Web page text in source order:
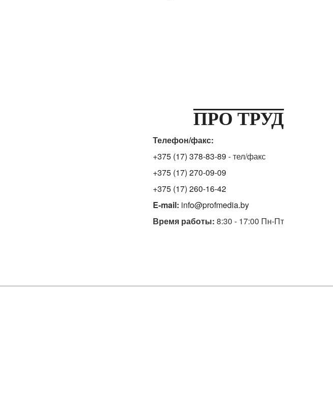
ПРО ТРУД
Телефон/факс:
+375 (17) 378-83-89 - тел/факс
+375 (17) 270-09-09
+375 (17) 260-16-42
E-mail: info@profmedia.by
Время работы: 8:30 - 17:00 Пн-Пт